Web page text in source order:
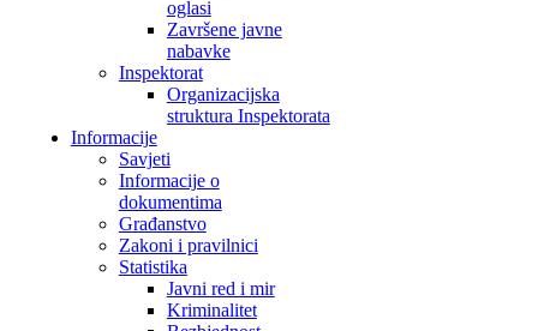
oglasi
Završene javne
nabavke
Inspektorat
Organizacijska
struktura Inspektorata
Informacije
Savjeti
Informacije o
dokumentima
Građanstvo
Zakoni i pravilnici
Statistika
Javni red i mir
Kriminalitet